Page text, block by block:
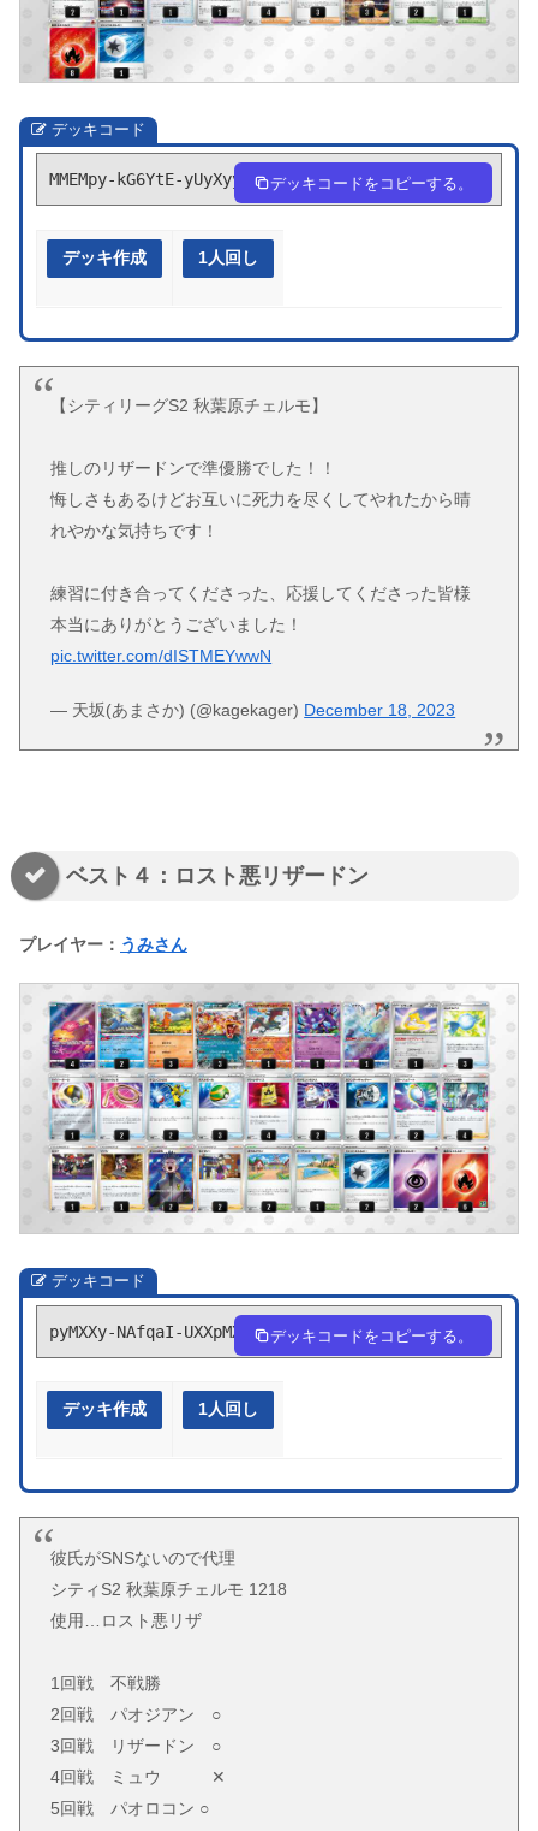
デッキコード
MMEMpy-kG6YtE-yUyXyy デッキコードをコピーする。
デッキ作成 1人回し
【シティリーグS2 秋葉原チェルモ】
推しのリザードンで準優勝でした！！
悔しさもあるけどお互いに死力を尽くしてやれたから晴
れやかな気持ちです！
練習に付き合ってくださった、応援してくださった皆様
本当にありがとうございました！
pic.twitter.com/dISTMEYwwN
— 天坂(あまさか) (@kagekager) December 18, 2023
ベスト４：ロスト悪リザードン
プレイヤー： うみさん
デッキコード
pyMXXy-NAfqaI-UXXpMX デッキコードをコピーする。
デッキ作成 1人回し
彼氏がSNSないので代理
シティS2 秋葉原チェルモ 1218
使用…ロスト悪リザ
1回戦 不戦勝
2回戦 パオジアン ○
3回戦 リザードン ○
4回戦 ミュウ ✕
5回戦 パオロコン ○